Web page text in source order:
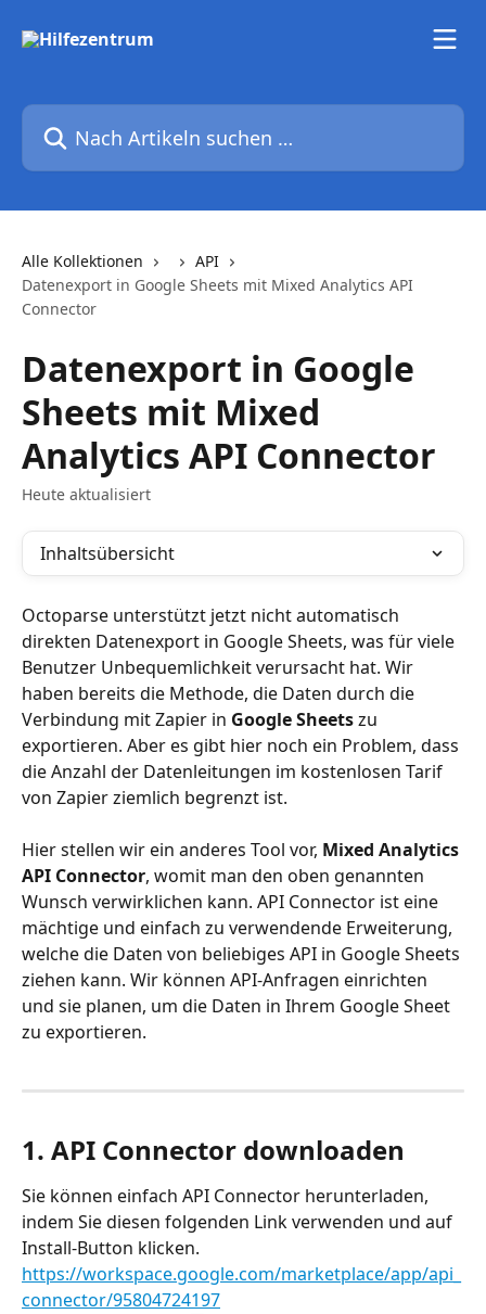
Nach Artikeln suchen …
Alle Kollektionen
API
Datenexport in Google Sheets mit Mixed Analytics API
Connector
Datenexport in Google
Sheets mit Mixed
Analytics API Connector
Heute aktualisiert
Inhaltsübersicht
Octoparse unterstützt jetzt nicht automatisch
direkten Datenexport in Google Sheets, was für viele
Benutzer Unbequemlichkeit verursacht hat. Wir
haben bereits die Methode, die Daten durch die
Verbindung mit Zapier in Google Sheets zu
exportieren. Aber es gibt hier noch ein Problem, dass
die Anzahl der Datenleitungen im kostenlosen Tarif
von Zapier ziemlich begrenzt ist.
Hier stellen wir ein anderes Tool vor, Mixed Analytics
API Connector, womit man den oben genannten
Wunsch verwirklichen kann. API Connector ist eine
mächtige und einfach zu verwendende Erweiterung,
welche die Daten von beliebiges API in Google Sheets
ziehen kann. Wir können API-Anfragen einrichten
und sie planen, um die Daten in Ihrem Google Sheet
zu exportieren.
1. API Connector downloaden
Sie können einfach API Connector herunterladen,
indem Sie diesen folgenden Link verwenden und auf
Install-Button klicken.
https://workspace.google.com/marketplace/app/api_
connector/95804724197